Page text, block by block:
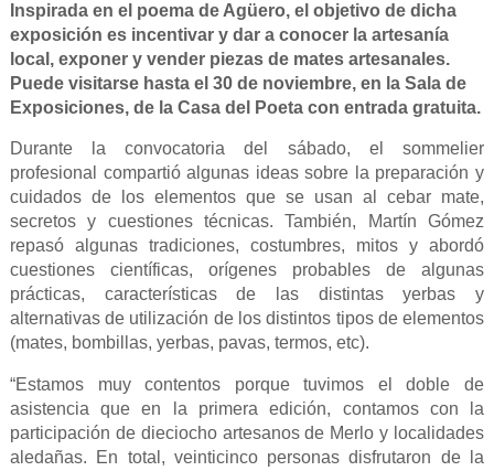
Inspirada en el poema de Agüero, el objetivo de dicha
exposición es incentivar y dar a conocer la artesanía
local, exponer y vender piezas de mates artesanales.
Puede visitarse hasta el 30 de noviembre, en la Sala de
Exposiciones, de la Casa del Poeta con entrada gratuita.
Durante la convocatoria del sábado, el sommelier
profesional compartió algunas ideas sobre la preparación y
cuidados de los elementos que se usan al cebar mate,
secretos y cuestiones técnicas. También, Martín Gómez
repasó algunas tradiciones, costumbres, mitos y abordó
cuestiones científicas, orígenes probables de algunas
prácticas, características de las distintas yerbas y
alternativas de utilización de los distintos tipos de elementos
(mates, bombillas, yerbas, pavas, termos, etc).
“Estamos muy contentos porque tuvimos el doble de
asistencia que en la primera edición, contamos con la
participación de dieciocho artesanos de Merlo y localidades
aledañas. En total, veinticinco personas disfrutaron de la